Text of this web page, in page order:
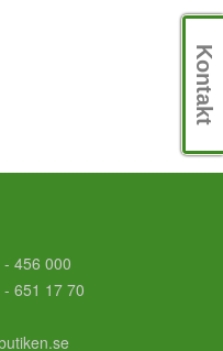
456 000
651 17 70
Kontakt